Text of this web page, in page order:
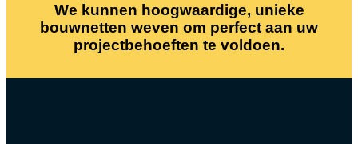
We kunnen hoogwaardige, unieke
bouwnetten weven om perfect aan uw
projectbehoeften te voldoen.